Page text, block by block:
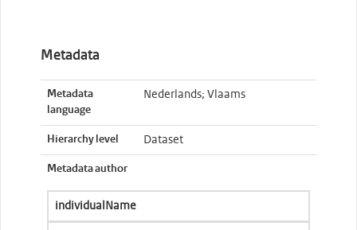
Metadata
Metadata
language
Nederlands; Vlaams
Hierarchy level Dataset
Metadata author
individualName